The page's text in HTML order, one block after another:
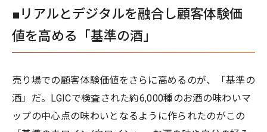
■リアルとデジタルを融合し顧客体験価
値を高める「基準の酒」
売り場での顧客体験価値をさらに高めるのが、「基準の
酒」だ。LGICで検査された約6,000種のお酒の味わいマ
ップの中心点の味わいとなるように作られたのがこの